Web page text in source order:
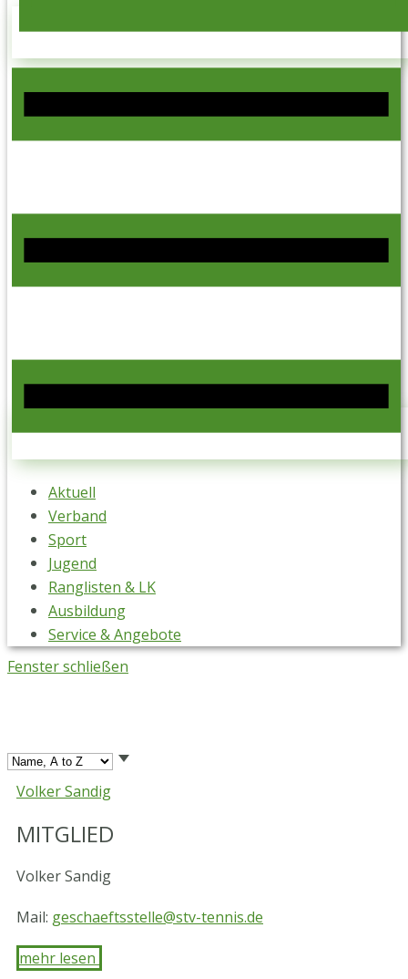
Aktuell
Verband
Sport
Jugend
Ranglisten & LK
Ausbildung
Service & Angebote
Fenster schließen
Volker Sandig
MITGLIED
Volker Sandig
Mail: geschaeftsstelle@stv-tennis.de
mehr lesen ​